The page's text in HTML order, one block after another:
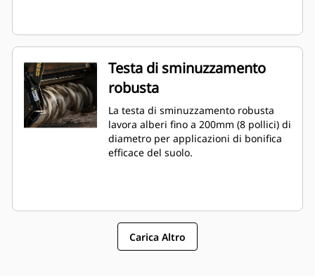
Testa di sminuzzamento
robusta
La testa di sminuzzamento robusta
lavora alberi fino a 200mm (8 pollici) di
diametro per applicazioni di bonifica
efficace del suolo.
Carica Altro